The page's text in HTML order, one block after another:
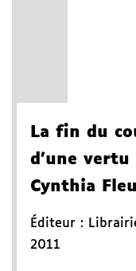
La fin du
d'une vertu
Cynthia
Éditeur :
2011